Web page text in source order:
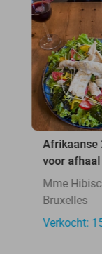
Afrikaanse
voor afhaal
Mme
Bruxelles
Verkocht: